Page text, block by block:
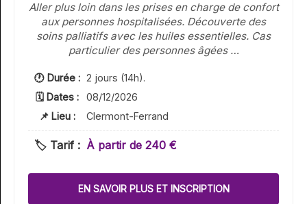
Aller plus loin dans les prises en charge de confort
aux personnes hospitalisées. Découverte des
soins palliatifs avec les huiles essentielles. Cas
particulier des personnes âgées …
🕐 Durée : 2 jours (14h).
🗓 Dates :
08/12/2026
📌 Lieu :
Clermont-Ferrand
🏷️ Tarif : À partir de 240 €
EN SAVOIR PLUS ET INSCRIPTION